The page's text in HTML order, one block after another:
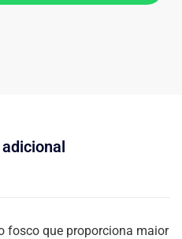
fosco que proporciona maior